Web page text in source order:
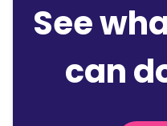
See
can